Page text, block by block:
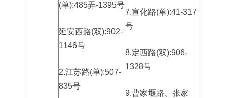
(单):485弄-1395号
延安西路(双):902-
1146号
2.江苏路(单):507-
835号
7.宣化路(单):41-317
号
8.定西路(双):906-
1328号
9.曹家堰路、张家